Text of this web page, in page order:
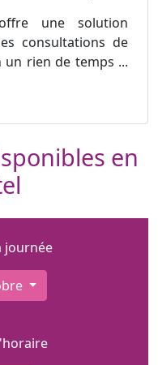
une solution
consultations de
un rien de temps ...
en
journée